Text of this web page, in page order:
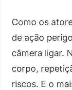
Como os
de ação
câmera ligar.
corpo,
riscos. E o